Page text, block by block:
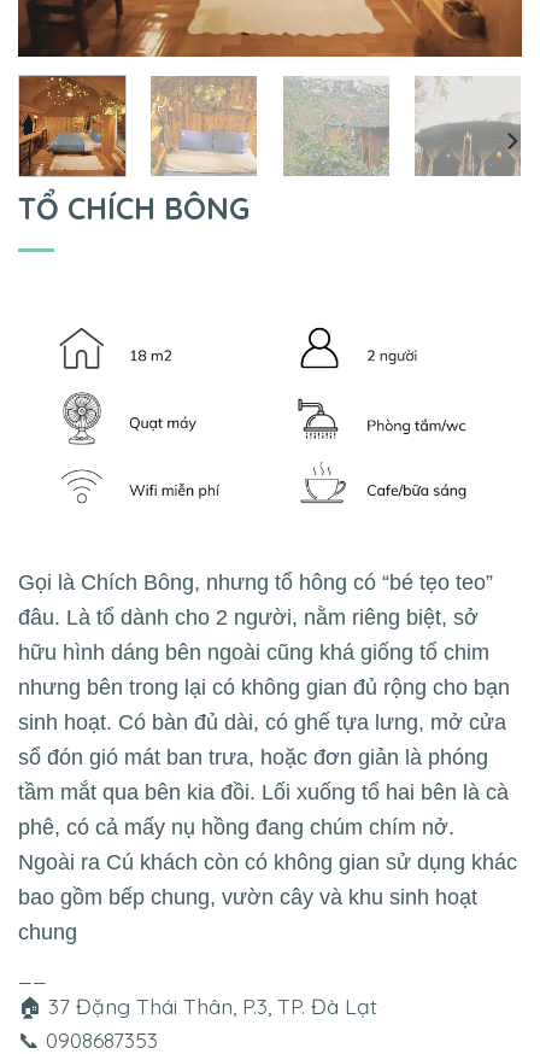
TỔ CHÍCH BÔNG
Gọi là Chích Bông, nhưng tổ hông có “bé tẹo teo”
đâu. Là tổ dành cho 2 người, nằm riêng biệt, sở
hữu hình dáng bên ngoài cũng khá giống tổ chim
nhưng bên trong lại có không gian đủ rộng cho bạn
sinh hoạt. Có bàn đủ dài, có ghế tựa lưng, mở cửa
sổ đón gió mát ban trưa, hoặc đơn giản là phóng
tầm mắt qua bên kia đồi. Lối xuống tổ hai bên là cà
phê, có cả mấy nụ hồng đang chúm chím nở.
Ngoài ra Cú khách còn có không gian sử dụng khác
bao gồm bếp chung, vườn cây và khu sinh hoạt
chung
🏠 37 Đặng Thái Thân, P.3, TP. Đà Lạt
📞 0908687353